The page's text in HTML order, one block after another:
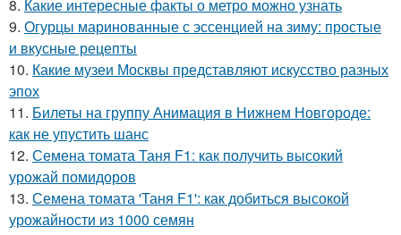
8. Какие интересные факты о метро можно узнать
9. Огурцы маринованные с эссенцией на зиму: простые
и вкусные рецепты
10. Какие музеи Москвы представляют искусство разных
эпох
11. Билеты на группу Анимация в Нижнем Новгороде:
как не упустить шанс
12. Семена томата Таня F1: как получить высокий
урожай помидоров
13. Семена томата 'Таня F1': как добиться высокой
урожайности из 1000 семян